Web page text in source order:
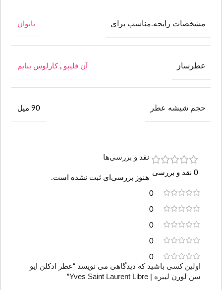
مشخصات رایحه.مناسب برای بانوان
عطرساز آن فلیپو , کارلوس بنایم
حجم شیشه عطر 90 میل
0 نقد و بررسی
0
0
0
0
0
نقد و بررسی‌ها
هنوز بررسی‌ای ثبت نشده است.
اولین کسی باشید که دیدگاهی می نویسد “عطر ادکلن ایو
سن لورن لیبره | Yves Saint Laurent Libre”